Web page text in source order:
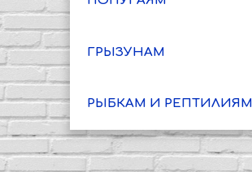
ГРЫЗУНАМ
РЫБКАМ И РЕПТИЛИЯМ